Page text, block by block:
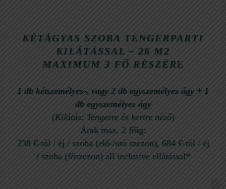
KÉTÁGYAS SZOBA TENGERPARTI
KILÁTÁSSAL – 26 M2
MAXIMUM 3 FŐ RÉSZÉRE
1 db kétszemélyes-, vagy 2 db egyszemélyes ágy + 1
db egyszemélyes ágy
(Kilátás: Tengerre és kertre néző)
Árak max. 2 főig:
238 €-tól / éj / szoba (elő-/utó szezon), 684 €-tól / éj
/ szoba (főszezon) all inclusive ellátással*